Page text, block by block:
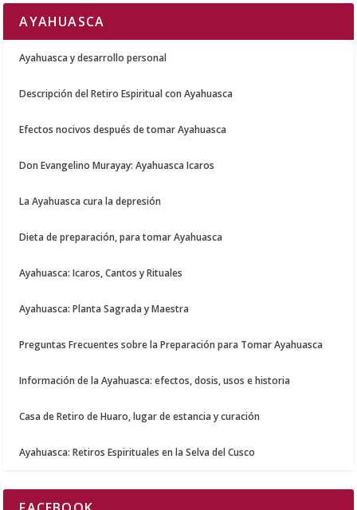
AYAHUASCA
Ayahuasca y desarrollo personal
Descripción del Retiro Espiritual con Ayahuasca
Efectos nocivos después de tomar Ayahuasca
Don Evangelino Murayay: Ayahuasca Icaros
La Ayahuasca cura la depresión
Dieta de preparación, para tomar Ayahuasca
Ayahuasca: Icaros, Cantos y Rituales
Ayahuasca: Planta Sagrada y Maestra
Preguntas Frecuentes sobre la Preparación para Tomar Ayahuasca
Información de la Ayahuasca: efectos, dosis, usos e historia
Casa de Retiro de Huaro, lugar de estancia y curación
Ayahuasca: Retiros Espirituales en la Selva del Cusco